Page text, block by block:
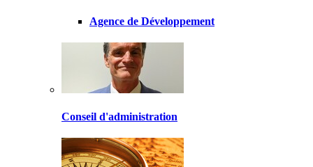
Agence de Développement
Conseil d'administration